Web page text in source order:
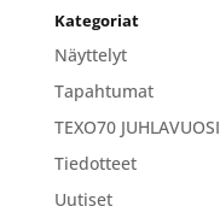
Kategoriat
Näyttelyt
Tapahtumat
TEXO70 JUHLAVUOSI
Tiedotteet
Uutiset